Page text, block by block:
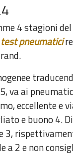
4 stagioni
test pneumatici
va ai
eccellente e
e buono 4.
3,
a 2 e non